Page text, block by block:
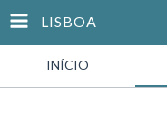
LISBOA
INÍCIO